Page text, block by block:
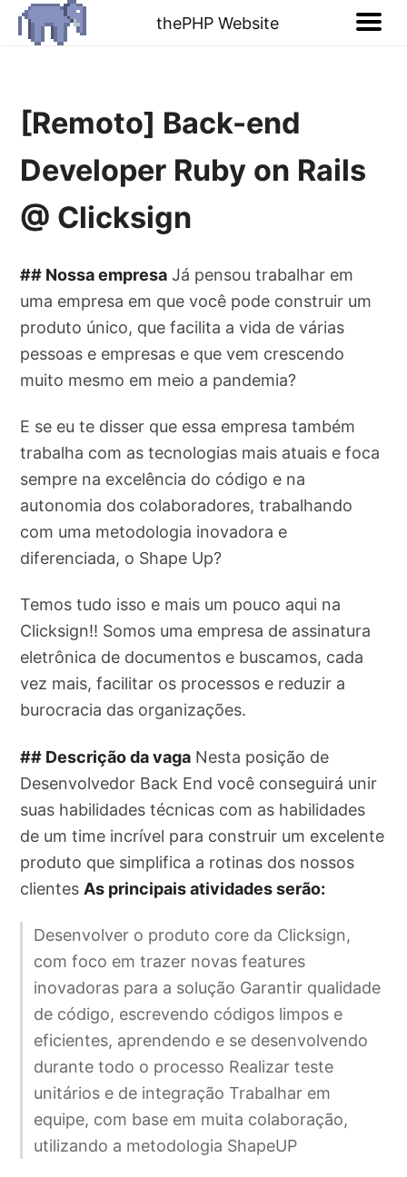
thePHP Website
[Remoto] Back-end
Developer Ruby on Rails
@ Clicksign
## Nossa empresa Já pensou trabalhar em
uma empresa em que você pode construir um
produto único, que facilita a vida de várias
pessoas e empresas e que vem crescendo
muito mesmo em meio a pandemia?
E se eu te disser que essa empresa também
trabalha com as tecnologias mais atuais e foca
sempre na excelência do código e na
autonomia dos colaboradores, trabalhando
com uma metodologia inovadora e
diferenciada, o Shape Up?
Temos tudo isso e mais um pouco aqui na
Clicksign!! Somos uma empresa de assinatura
eletrônica de documentos e buscamos, cada
vez mais, facilitar os processos e reduzir a
burocracia das organizações.
## Descrição da vaga Nesta posição de
Desenvolvedor Back End você conseguirá unir
suas habilidades técnicas com as habilidades
de um time incrível para construir um excelente
produto que simplifica a rotinas dos nossos
clientes As principais atividades serão:
Desenvolver o produto core da Clicksign,
com foco em trazer novas features
inovadoras para a solução Garantir qualidade
de código, escrevendo códigos limpos e
eficientes, aprendendo e se desenvolvendo
durante todo o processo Realizar teste
unitários e de integração Trabalhar em
equipe, com base em muita colaboração,
utilizando a metodologia ShapeUP